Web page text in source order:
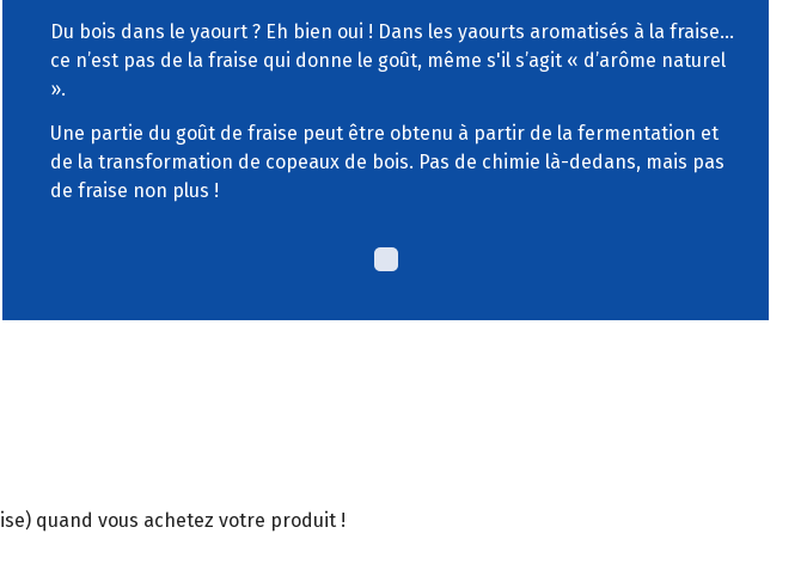
Du bois dans le yaourt ? Eh bien oui ! Dans les yaourts aromatisés à la fraise…
ce n’est pas de la fraise qui donne le goût, même s'il s’agit « d’arôme naturel
».
Une partie du goût de fraise peut être obtenu à partir de la fermentation et
de la transformation de copeaux de bois. Pas de chimie là-dedans, mais pas
de fraise non plus !
quand vous achetez votre produit !